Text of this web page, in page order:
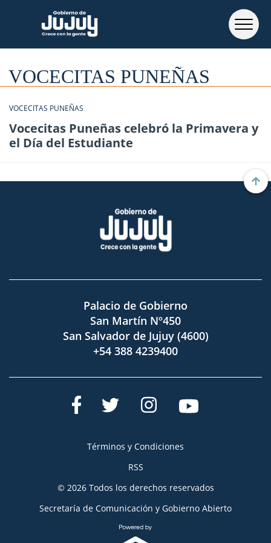
VOCECITAS PUNEÑAS
VOCECITAS PUNEÑAS
Vocecitas Puneñas celebró la Primavera y
el Día del Estudiante
Palacio de Gobierno
San Martín Nº450
San Salvador de Jujuy (4600)
+54 388 4239400
Términos y Condiciones
RSS
© 2026 Todos los derechos reservados
Secretaría de Comunicación y Gobierno Abierto